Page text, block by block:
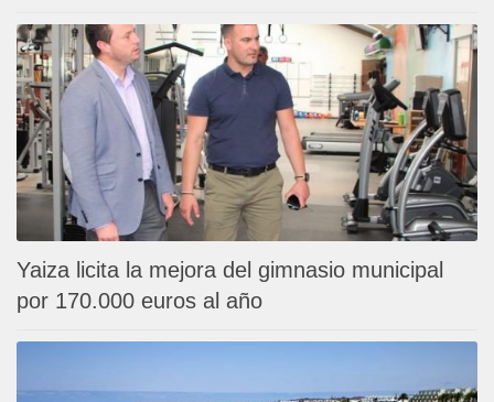
Yaiza licita la mejora del gimnasio municipal
por 170.000 euros al año